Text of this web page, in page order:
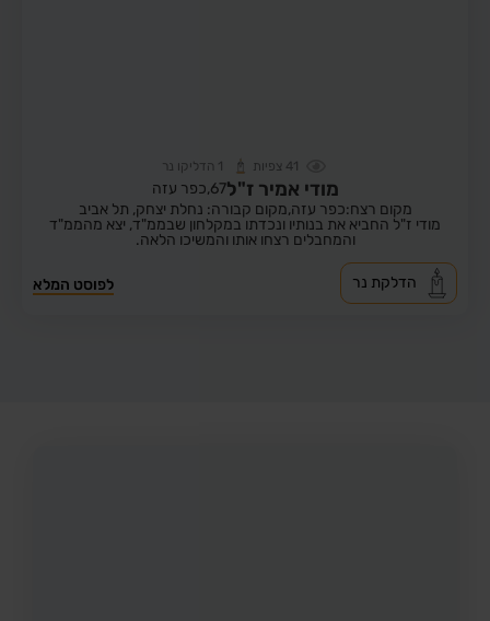
41 צפיות 1 הדליקו נר
מודי אמיר ז"ל67, כפר עזה
מקום רצח:כפר עזה,מקום קבורה: נחלת יצחק, תל אביב
מודי ז"ל החביא את בנותיו ונכדתו במקלחון שבממ"ד, יצא מהממ"ד
והמחבלים רצחו אותו והמשיכו הלאה.
לפוסט המלא הדלקת נר